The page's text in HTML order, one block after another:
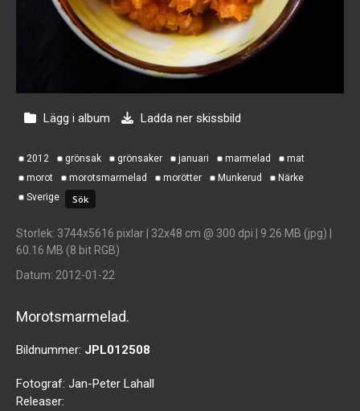
Lägg i album Ladda ner skissbild
2012 grönsak grönsaker januari marmelad
mat
morot
morotsmarmelad morötter Munkerud
Närke
Sverige
Storlek: 3744x5616 pixlar | 32x48 cm @ 300 dpi | 9.26 MB (jpg) |
60.16 MB (8 bit RGB)
Datum: 2012-01-22
Morotsmarmelad.
Bildnummer: JPL012508
Fotograf: Jan-Peter Lahall
Releaser: